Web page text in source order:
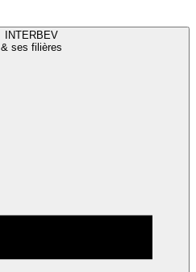
INTERBEV
& ses filières